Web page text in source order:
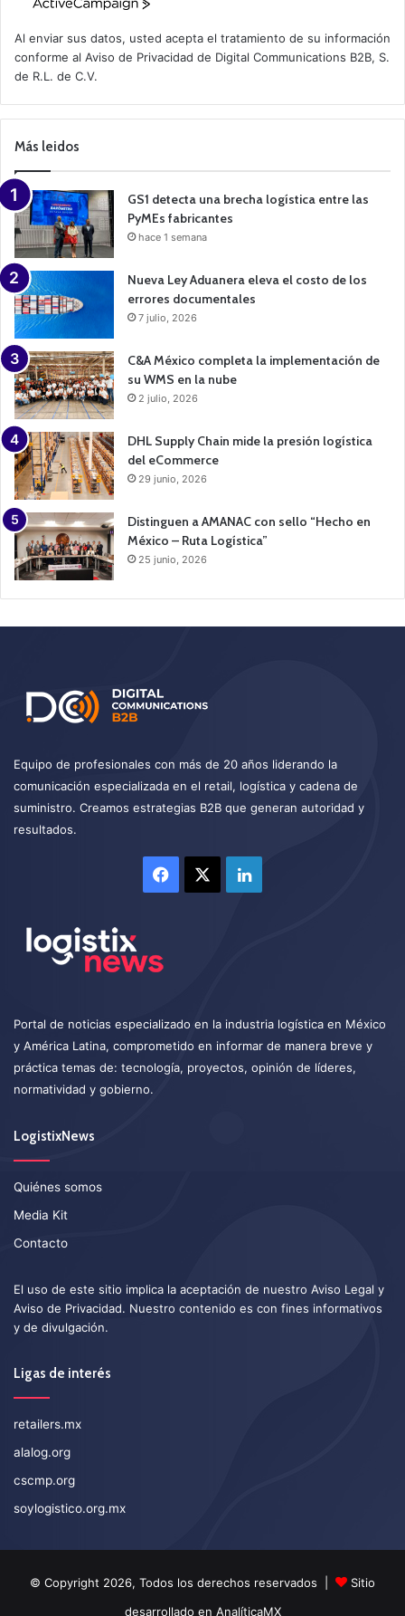
A
v
e
a
m
a
n
Al enviar sus datos, usted acepta el tratamiento de su información
conforme al Aviso de Privacidad de Digital Communications B2B, S.
de R.L. de C.V.
Más leidos
GS1 detecta una brecha logística entre las
PyMEs fabricantes
hace 1 semana
Nueva Ley Aduanera eleva el costo de los
errores documentales
7 julio, 2026
C&A México completa la implementación de
su WMS en la nube
2 julio, 2026
DHL Supply Chain mide la presión logística
del eCommerce
29 junio, 2026
Distinguen a AMANAC con sello “Hecho en
México – Ruta Logística”
25 junio, 2026
Equipo de profesionales con más de 20 años liderando la
comunicación especializada en el retail, logística y cadena de
suministro. Creamos estrategias B2B que generan autoridad y
resultados.
Facebook LinkedIn
Portal de noticias especializado en la industria logística en México
y América Latina, comprometido en informar de manera breve y
práctica temas de: tecnología, proyectos, opinión de líderes,
normatividad y gobierno.
LogistixNews
Quiénes somos
Media Kit
Contacto
El uso de este sitio implica la aceptación de nuestro Aviso Legal y
Aviso de Privacidad. Nuestro contenido es con fines informativos
y de divulgación.
Ligas de interés
retailers.mx
alalog.org
cscmp.org
soylogistico.org.mx
© Copyright 2026, Todos los derechos reservados |
Sitio
desarrollado en AnalíticaMX